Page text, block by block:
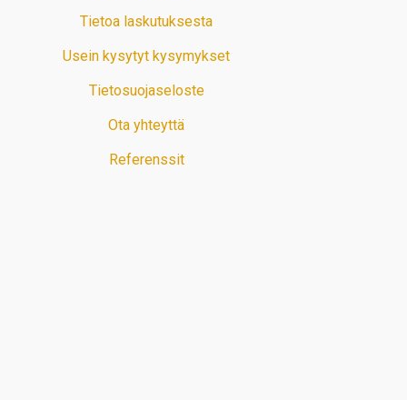
Tietoa laskutuksesta
Usein kysytyt kysymykset
Tietosuojaseloste
Ota yhteyttä
Referenssit